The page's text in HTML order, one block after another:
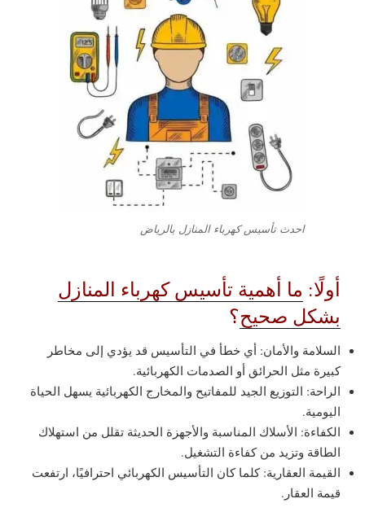
احدث تأسيس كهرباء المنازل بالرياض
أولًا: ما أهمية تأسيس كهرباء المنازل
بشكل صحيح؟
السلامة والأمان: أي خطأ في التأسيس قد يؤدي إلى مخاطر
كبيرة مثل الحرائق أو الصدمات الكهربائية.
الراحة: التوزيع الجيد للمفاتيح والمخارج الكهربائية يسهل الحياة
اليومية.
الكفاءة: الأسلاك المناسبة والأجهزة الحديثة تقلل من استهلاك
الطاقة وتزيد من كفاءة التشغيل.
القيمة العقارية: كلما كان التأسيس الكهربائي احترافيًا، ارتفعت
قيمة العقار.